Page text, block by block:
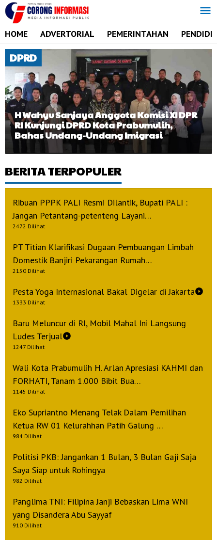
Lewati
ke
konten
HOME ADVERTORIAL PEMERINTAHAN
H Wahyu Sanjaya Anggota Komisi XI DPR
RI Kunjungi DPRD Kota Prabumulih,
Bahas Undang-Undang Imigrasi
DPRD,
POLITIK,
SUMBAGSEL
Mei
2025
DPRD
BERITA TERPOPULER
Ribuan PPPK PALI Resmi Dilantik, Bupati PALI :
Jangan Petantang-petenteng Layani…
2472 Dilihat
PT Titian Klarifikasi Dugaan Pembuangan Limbah
Domestik Banjiri Pekarangan Rumah…
2150 Dilihat
Pesta Yoga Internasional Bakal Digelar di Jakarta
1333 Dilihat
Baru Meluncur di RI, Mobil Mahal Ini Langsung
Ludes Terjual
1247 Dilihat
Wali Kota Prabumulih H. Arlan Apresiasi KAHMI dan
FORHATI, Tanam 1.000 Bibit Bua…
1145 Dilihat
Eko Supriantno Menang Telak Dalam Pemilihan
Ketua RW 01 Kelurahhan Patih Galung …
984 Dilihat
Politisi PKB: Jangankan 1 Bulan, 3 Bulan Gaji Saja
Saya Siap untuk Rohingya
982 Dilihat
Panglima TNI: Filipina Janji Bebaskan Lima WNI
yang Disandera Abu Sayyaf
910 Dilihat